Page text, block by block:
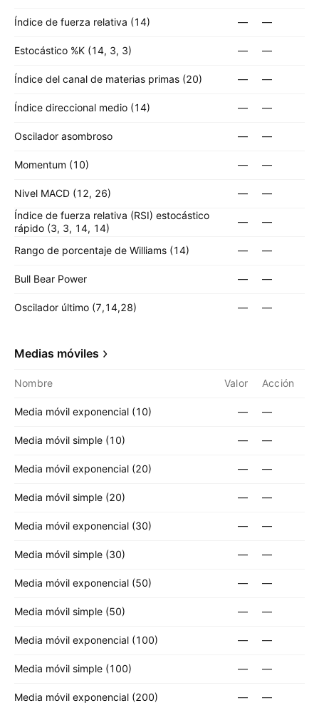
Índice de fuerza relativa (14) — —
Estocástico %K (14, 3, 3) — —
Índice del canal de materias primas (20) — —
Índice direccional medio (14) — —
Oscilador asombroso — —
Momentum (10) — —
Nivel MACD (12, 26) —
—
Índice de fuerza relativa (RSI) estocástico
rápido (3, 3, 14, 14)
— —
Rango de porcentaje de Williams (14) — —
Bull Bear Power — —
Oscilador último (7,14,28) — —
Medias móviles
Nombre Valor Acción
Media móvil exponencial (10) — —
Media móvil simple (10) — —
Media móvil exponencial (20) — —
Media móvil simple (20) — —
Media móvil exponencial (30) — —
Media móvil simple (30) — —
Media móvil exponencial (50) — —
Media móvil simple (50) — —
Media móvil exponencial (100) — —
Media móvil simple (100) — —
Media móvil exponencial (200) — —